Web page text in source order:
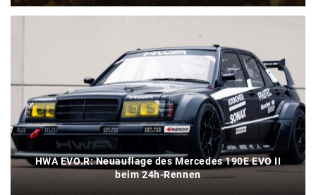
HWA EVO.R: Neuauflage des Mercedes 190E EVO II
beim 24h-Rennen